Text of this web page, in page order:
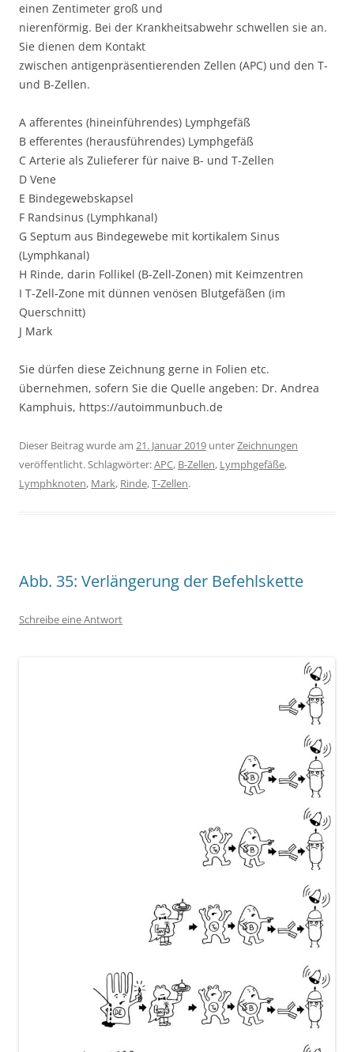
einen Zentimeter groß und
nierenförmig. Bei der Krankheitsabwehr schwellen sie an.
Sie dienen dem Kontakt
zwischen antigenpräsentierenden Zellen (APC) und den T-
und B-Zellen.
A afferentes (hineinführendes) Lymphgefäß
B efferentes (herausführendes) Lymphgefäß
C Arterie als Zulieferer für naive B- und T-Zellen
D Vene
E Bindegewebskapsel
F Randsinus (Lymphkanal)
G Septum aus Bindegewebe mit kortikalem Sinus
(Lymphkanal)
H Rinde, darin Follikel (B-Zell-Zonen) mit Keimzentren
I T-Zell-Zone mit dünnen venösen Blutgefäßen (im
Querschnitt)
J Mark
Sie dürfen diese Zeichnung gerne in Folien etc.
übernehmen, sofern Sie die Quelle angeben: Dr. Andrea
Kamphuis, https://autoimmunbuch.de
Dieser Beitrag wurde am 21. Januar 2019 unterZeichnungen
veröffentlicht. Schlagwörter:APC, B-Zellen, Lymphgefäße,
Lymphknoten, Mark, Rinde,T-Zellen.
Abb. 35: Verlängerung der Befehlskette
Schreibe eine Antwort